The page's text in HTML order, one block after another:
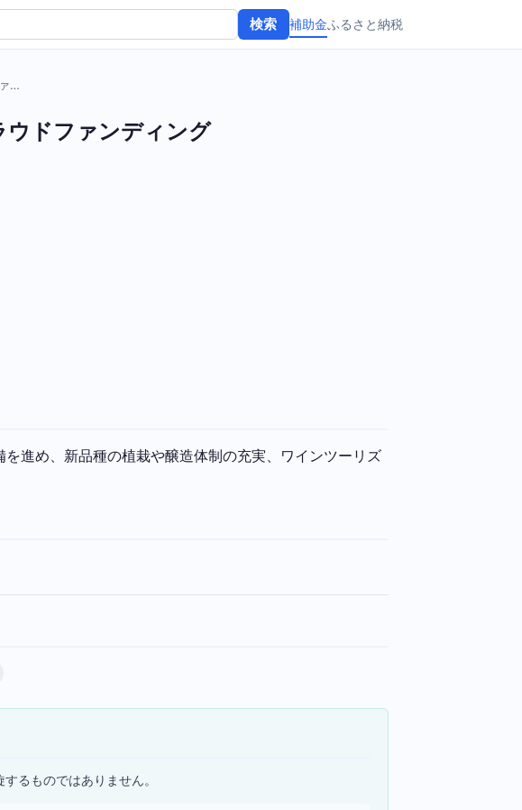
検索 補助金ふるさと納税
…
ウドファンディング
進め、新品種の植栽や醸造体制の充実、ワインツーリズ
るものではありません。